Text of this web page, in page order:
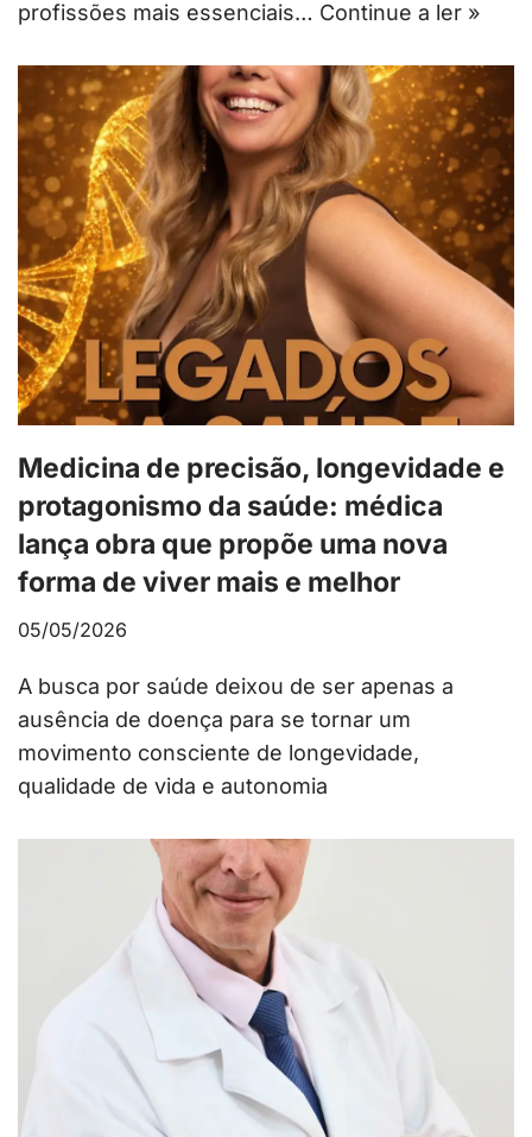
profissões mais essenciais… Continue a ler »
Medicina de precisão, longevidade e
protagonismo da saúde: médica
lança obra que propõe uma nova
forma de viver mais e melhor
05/05/2026
A busca por saúde deixou de ser apenas a
ausência de doença para se tornar um
movimento consciente de longevidade,
qualidade de vida e autonomia